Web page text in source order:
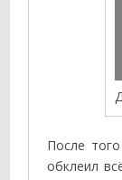
После
обклеил